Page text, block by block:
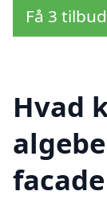
Få 3
Hvad